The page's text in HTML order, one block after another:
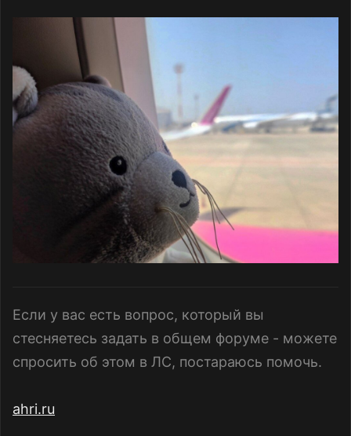
Если у вас есть вопрос, который вы
стесняетесь задать в общем форуме - можете
спросить об этом в ЛС, постараюсь помочь.
ahri.ru